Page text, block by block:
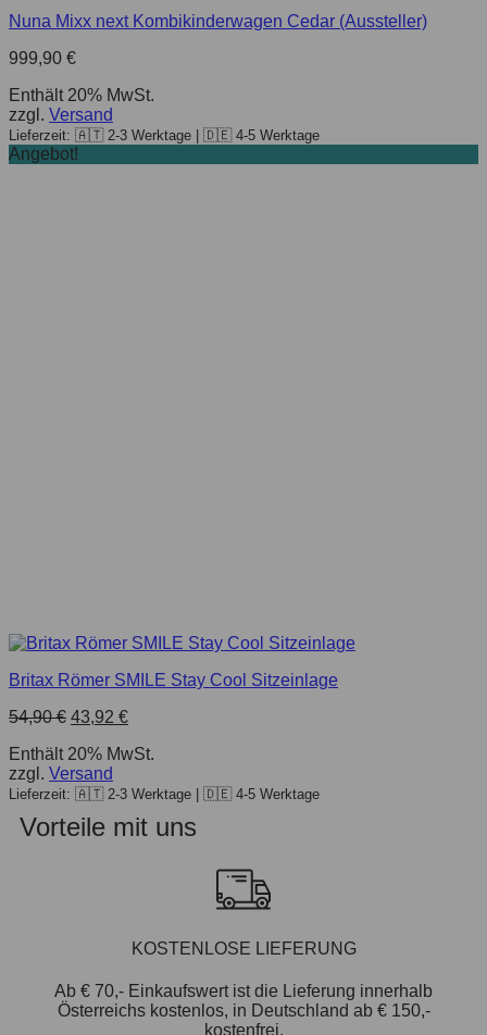
Nuna Mixx next Kombikinderwagen Cedar (Aussteller)
999,90 €
Enthält 20% MwSt.
zzgl. Versand
Lieferzeit: 🇦🇹 2-3 Werktage | 🇩🇪 4-5 Werktage
Angebot!
Britax Römer SMILE Stay Cool Sitzeinlage
54,90€ 43,92 €
Enthält 20% MwSt.
zzgl. Versand
Lieferzeit: 🇦🇹 2-3 Werktage | 🇩🇪 4-5 Werktage
Vorteile mit uns
KOSTENLOSE LIEFERUNG
Ab € 70,- Einkaufswert ist die Lieferung innerhalb
Österreichs kostenlos, in Deutschland ab € 150,-
kostenfrei.